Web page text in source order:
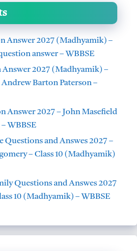
Answer 2027 (Madhyamik) –
answer – WBBSE
Answer 2027 (Madhyamik) –
Andrew Barton Paterson –
Answer 2027 – John Masefield
– WBBSE
Questions and Answes 2027 –
– Class 10 (Madhyamik)
Questions and Answes 2027
10 (Madhyamik) – WBBSE